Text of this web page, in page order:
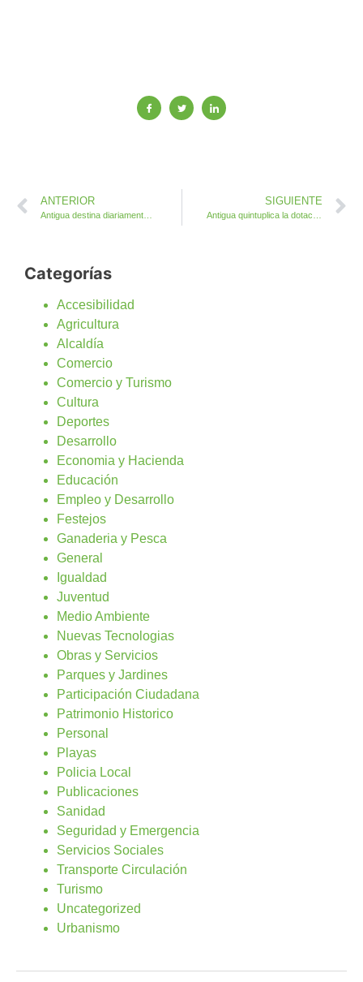
ANTERIOR SIGUIENTE
Categorías
Accesibilidad
Agricultura
Alcaldía
Comercio
Comercio y Turismo
Cultura
Deportes
Desarrollo
Economia y Hacienda
Educación
Empleo y Desarrollo
Festejos
Ganaderia y Pesca
General
Igualdad
Juventud
Medio Ambiente
Nuevas Tecnologias
Obras y Servicios
Parques y Jardines
Participación Ciudadana
Patrimonio Historico
Personal
Playas
Policia Local
Publicaciones
Sanidad
Seguridad y Emergencia
Servicios Sociales
Transporte Circulación
Turismo
Uncategorized
Urbanismo